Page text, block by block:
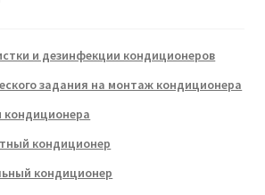
и дезинфекции кондиционеров
задания на монтаж кондиционера
кондиционера
кондиционер
кондиционер